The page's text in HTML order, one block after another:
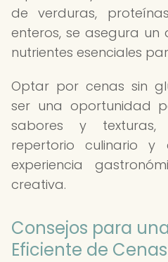
de verduras,
enteros, se asegura
nutrientes esenciales
Optar por cenas sin
ser una oportunidad
sabores y
repertorio culinario y
experiencia
creativa.
Consejos para
Eficiente de